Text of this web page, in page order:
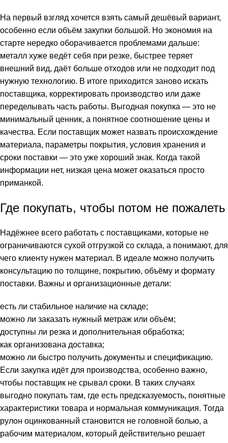
На первый взгляд хочется взять самый дешёвый вариант,
особенно если объём закупки большой. Но экономия на
старте нередко оборачивается проблемами дальше:
металл хуже ведёт себя при резке, быстрее теряет
внешний вид, даёт больше отходов или не подходит под
нужную технологию. В итоге приходится заново искать
поставщика, корректировать производство или даже
переделывать часть работы. Выгодная покупка — это не
минимальный ценник, а понятное соотношение цены и
качества. Если поставщик может назвать происхождение
материала, параметры покрытия, условия хранения и
сроки поставки — это уже хороший знак. Когда такой
информации нет, низкая цена может оказаться просто
приманкой.
Где покупать, чтобы потом не пожалеть
Надёжнее всего работать с поставщиками, которые не
ограничиваются сухой отгрузкой со склада, а понимают, для
чего клиенту нужен материал. В идеале можно получить
консультацию по толщине, покрытию, объёму и формату
поставки. Важны и организационные детали:
есть ли стабильное наличие на складе;
можно ли заказать нужный метраж или объём;
доступны ли резка и дополнительная обработка;
как организована доставка;
можно ли быстро получить документы и спецификацию.
Если закупка идёт для производства, особенно важно,
чтобы поставщик не срывал сроки. В таких случаях
выгодно покупать там, где есть предсказуемость, понятные
характеристики товара и нормальная коммуникация. Тогда
рулон оцинкованный становится не головной болью, а
рабочим материалом, который действительно решает